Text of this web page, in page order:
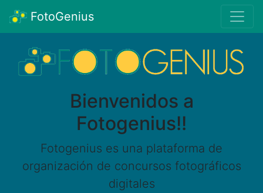
FotoGenius
Bienvenidos a
Fotogenius!!
Fotogenius es una plataforma de
organización de concursos fotográficos
digitales